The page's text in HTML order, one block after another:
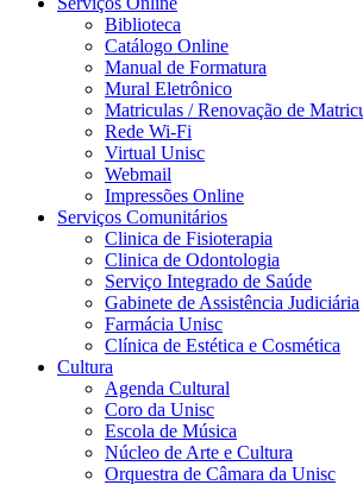
Biblioteca
Catálogo Online
Manual de Formatura
Mural Eletrônico
Matriculas / Renovação de
Rede Wi-Fi
Virtual Unisc
Webmail
Impressões Online
Serviços Comunitários
Clinica de Fisioterapia
Clinica de Odontologia
Serviço Integrado de Saúde
Gabinete de Assistência Judiciária
Farmácia Unisc
Clínica de Estética e Cosmética
Cultura
Agenda Cultural
Coro da Unisc
Escola de Música
Núcleo de Arte e Cultura
Orquestra de Câmara da Unisc